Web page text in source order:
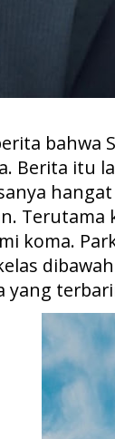
bahwa
Berita itu
Terutama
koma.
yang